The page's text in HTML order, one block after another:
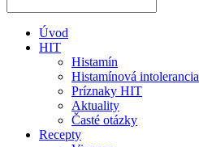
Úvod
HIT
Histamín
Histamínová intolerancia
Príznaky HIT
Aktuality
Časté otázky
Recepty